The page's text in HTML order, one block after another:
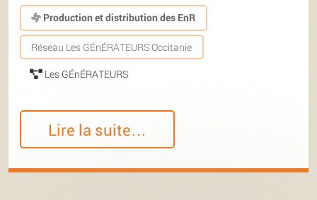
Production et distribution des EnR
Réseau Les GÉnÉRATEURS Occitanie
Les GÉnÉRATEURS
Lire la suite…